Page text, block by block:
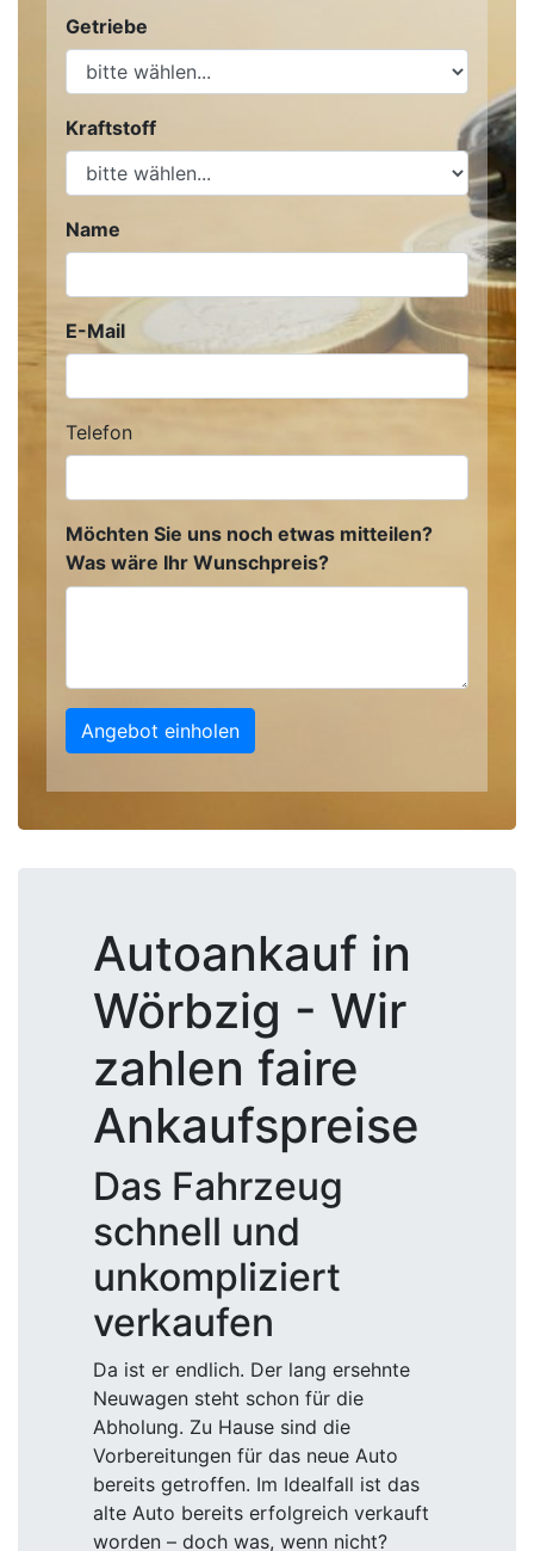
Getriebe
Kraftstoff
Name
E-Mail
Telefon
Möchten Sie uns noch etwas mitteilen?
Was wäre Ihr Wunschpreis?
Angebot einholen
Autoankauf in
Wörbzig - Wir
zahlen faire
Ankaufspreise
Das Fahrzeug
schnell und
unkompliziert
verkaufen
Da ist er endlich. Der lang ersehnte
Neuwagen steht schon für die
Abholung. Zu Hause sind die
Vorbereitungen für das neue Auto
bereits getroffen. Im Idealfall ist das
alte Auto bereits erfolgreich verkauft
worden – doch was, wenn nicht?